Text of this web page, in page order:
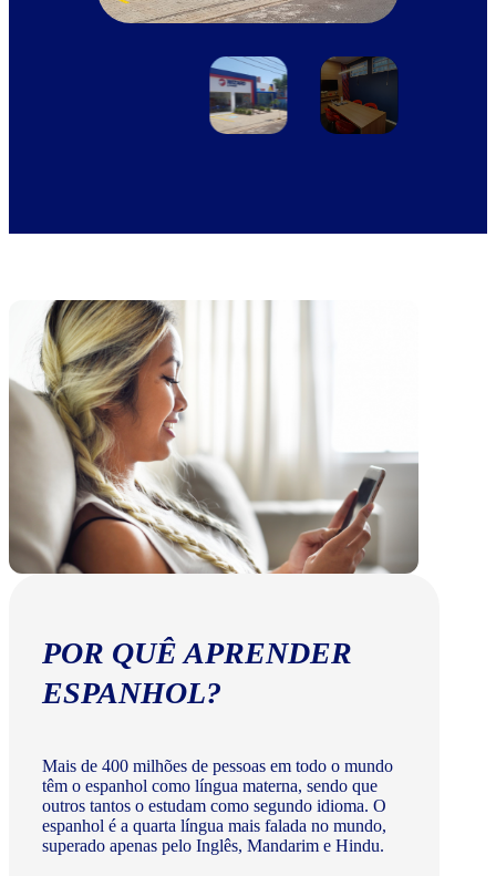
POR QUÊ APRENDER
ESPANHOL?
Mais de 400 milhões de pessoas em todo o mundo
têm o espanhol como língua materna, sendo que
outros tantos o estudam como segundo idioma. O
espanhol é a quarta língua mais falada no mundo,
superado apenas pelo Inglês, Mandarim e Hindu.